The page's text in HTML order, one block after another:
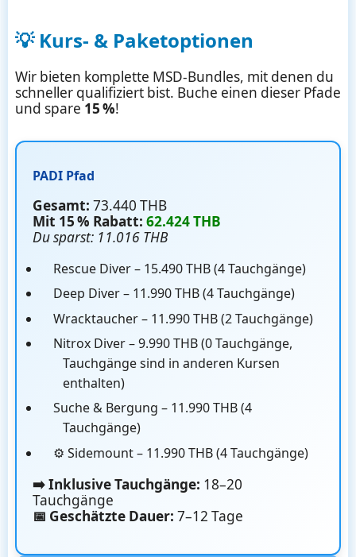
💡 Kurs- & Paketoptionen
Wir bieten komplette MSD-Bundles, mit denen du
schneller qualifiziert bist. Buche einen dieser Pfade
und spare 15 %!
PADI Pfad
Gesamt: 73.440 THB
Mit 15 % Rabatt: 62.424 THB
Du sparst: 11.016 THB
Rescue Diver – 15.490 THB (4 Tauchgänge)
Deep Diver – 11.990 THB (4 Tauchgänge)
Wracktaucher – 11.990 THB (2 Tauchgänge)
Nitrox Diver – 9.990 THB (0 Tauchgänge,
Tauchgänge sind in anderen Kursen
enthalten)
Suche & Bergung – 11.990 THB (4
Tauchgänge)
⚙️ Sidemount – 11.990 THB (4 Tauchgänge)
➡️ Inklusive Tauchgänge: 18–20
Tauchgänge
📅 Geschätzte Dauer: 7–12 Tage